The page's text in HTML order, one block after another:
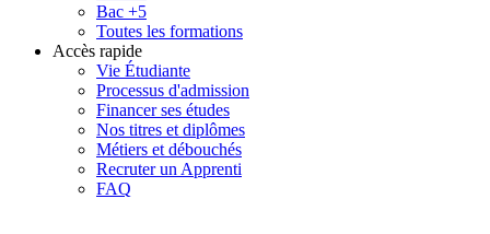
Bac +5
Toutes les formations
Accès rapide
Vie Étudiante
Processus d'admission
Financer ses études
Nos titres et diplômes
Métiers et débouchés
Recruter un Apprenti
FAQ